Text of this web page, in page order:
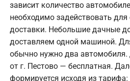
зависит количество
необходимо задействовать для
доставки. Небольшие дачные
доставляем одной машиной.
обычно нужно два
от г. Пестово — бесплатная.
формируется исходя из тарифа: